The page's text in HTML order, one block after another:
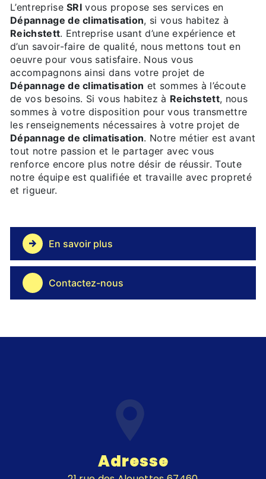
L’entrepriseSRI vous propose ses services en
Dépannage de climatisation, si vous habitez à
Reichstett. Entreprise usant d’une expérience et
d’un savoir-faire de qualité, nous mettons tout en
oeuvre pour vous satisfaire. Nous vous
accompagnons ainsi dans votre projet de
Dépannage de climatisation et sommes à l’écoute
de vos besoins. Si vous habitez à Reichstett, nous
sommes à votre disposition pour vous transmettre
les renseignements nécessaires à votre projet de
Dépannage de climatisation. Notre métier est avant
tout notre passion et le partager avec vous
renforce encore plus notre désir de réussir. Toute
notre équipe est qualifiée et travaille avec propreté
et rigueur.
En savoir plus
Contactez-nous
Adresse